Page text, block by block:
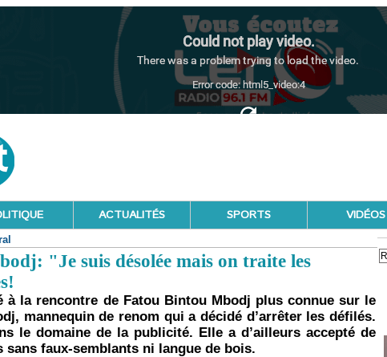
ACTUALITÉS SPORTS VIDÉOS
"Je suis désolée mais on traite les
à la rencontre de Fatou Bintou Mbodj plus connue sur le
mannequin de renom qui a décidé d’arrêter les défilés.
le domaine de la publicité. Elle a d’ailleurs accepté de
sans faux-semblants ni langue de bois.